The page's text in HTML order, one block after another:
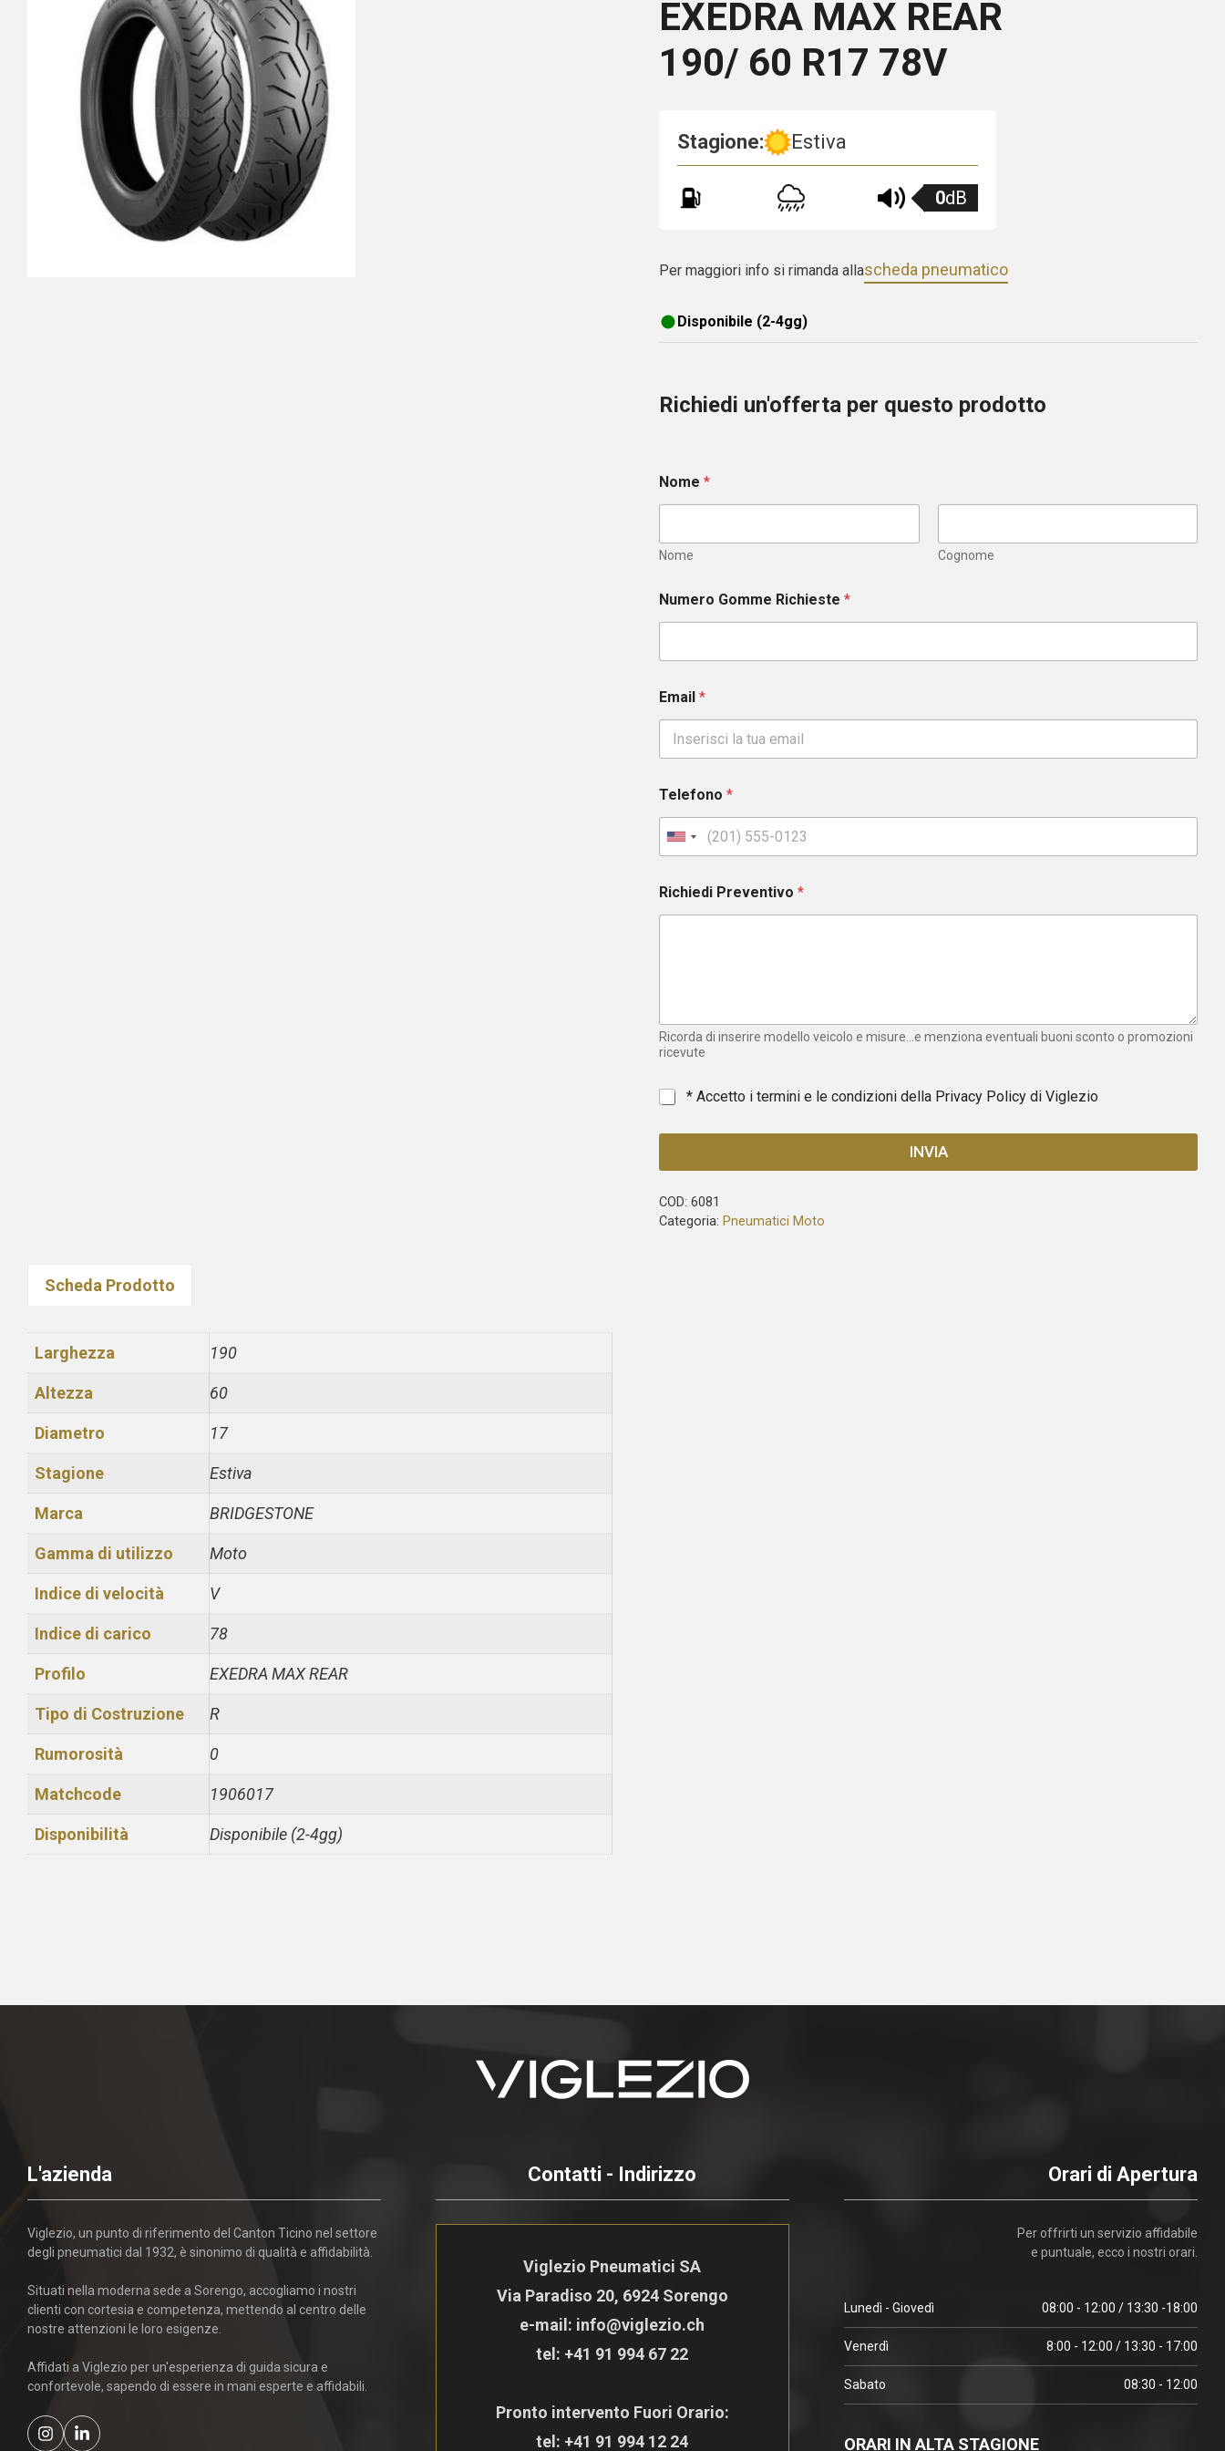
EXEDRA MAX REAR
190/ 60 R17 78V
Stagione: Estiva
0dB
Per maggiori info si rimanda allascheda pneumatico
Disponibile (2-4gg)
Richiedi un'offerta per questo prodotto
Nome*
Nome Cognome
Numero Gomme Richieste*
Email*
Telefono*
U
n
t
e
e
s
Richiedi Preventivo*
Ricorda di inserire modello veicolo e misure...e menziona eventuali buoni sconto o promozioni
ricevute
* * Accetto i termini e le condizioni della Privacy Policy di Viglezio
INVIA
COD:6081
Categoria: Pneumatici Moto
Scheda Prodotto
Larghezza 190
Altezza 60
Diametro 17
Stagione Estiva
Marca BRIDGESTONE
Gamma di utilizzo Moto
Indice di velocità V
Indice di carico 78
Profilo EXEDRA MAX REAR
Tipo di Costruzione R
Rumorosità 0
Matchcode 1906017
Disponibilità Disponibile (2-4gg)
L'azienda
Viglezio, un punto di riferimento del Canton Ticino nel settore
degli pneumatici dal 1932, è sinonimo di qualità e affidabilità.
Situati nella moderna sede a Sorengo, accogliamo i nostri
clienti con cortesia e competenza, mettendo al centro delle
nostre attenzioni le loro esigenze.
Affidati a Viglezio per un'esperienza di guida sicura e
confortevole, sapendo di essere in mani esperte e affidabili.
Contatti - Indirizzo
Viglezio Pneumatici SA
Via Paradiso 20, 6924 Sorengo
e-mail: info@viglezio.ch
tel: +41 91 994 67 22
Pronto intervento Fuori Orario:
tel: +41 91 994 12 24
Orari di Apertura
Per offrirti un servizio affidabile
e puntuale, ecco i nostri orari.
Lunedì - Giovedì 08:00 - 12:00 / 13:30 -18:00
Venerdì 8:00 - 12:00 / 13:30 - 17:00
Sabato 08:30 - 12:00
ORARI IN ALTA STAGIONE